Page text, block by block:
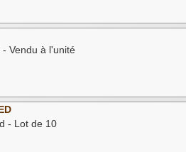
Vendu à l'unité
- Lot de 10